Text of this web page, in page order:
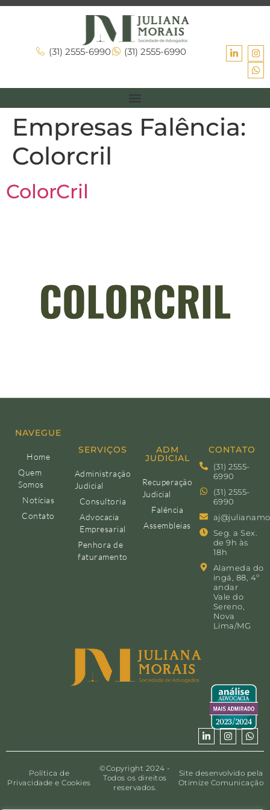
(31) 2555-6990 (31) 2555-6990
Empresas Falência:
Colorcril
ColorCril
NAVEGUE
Home
Quem
Somos
Notícias
Contato
SERVIÇOS
Administração
Judicial
Consultoria
Advocacia
Empresarial
Penhora de
faturamento
ADM
JUDICIAL
Recuperação
Judicial
Falência
Assembleias
CONTATO
(31) 2555-
6990
(31) 2555-
6990
Seg. a Sex.
de 9h às
18h
Alameda do
ingá, 88, 4º
andar
Vale do
Sereno,
Nova
Lima/MG
Política de
Privacidade e Cookies
©Copyright 2024 -
Todos os direitos
reservados.
Site desenvolvido pela
Otimize Comunicação